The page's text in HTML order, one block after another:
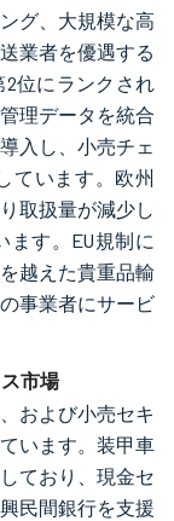
グ、大規模な高
業者を優遇する
位にランクされ
理データを統合
入し、小売チェ
ています。欧州
取扱量が減少し
ます。EU規制に
越えた貴重品輸
事業者にサービ
市場
および小売セキ
います。装甲車
ており、現金セ
民間銀行を支援